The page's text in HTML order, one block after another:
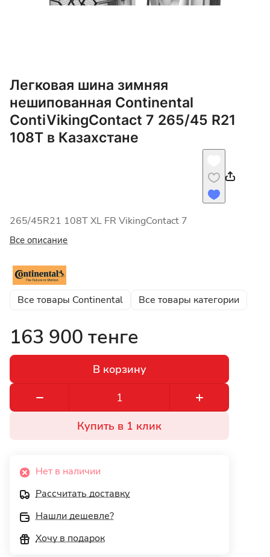
Легковая шина зимняя
нешипованная Continental
ContiVikingContact 7 265/45 R21
108T в Казахстане
265/45R21 108T XL FR VikingContact 7
Все описание
Все товары Continental Все товары категории
163 900 тенге
В корзину
Купить в 1 клик
Нет в наличии
Рассчитать доставку
Нашли дешевле?
Хочу в подарок